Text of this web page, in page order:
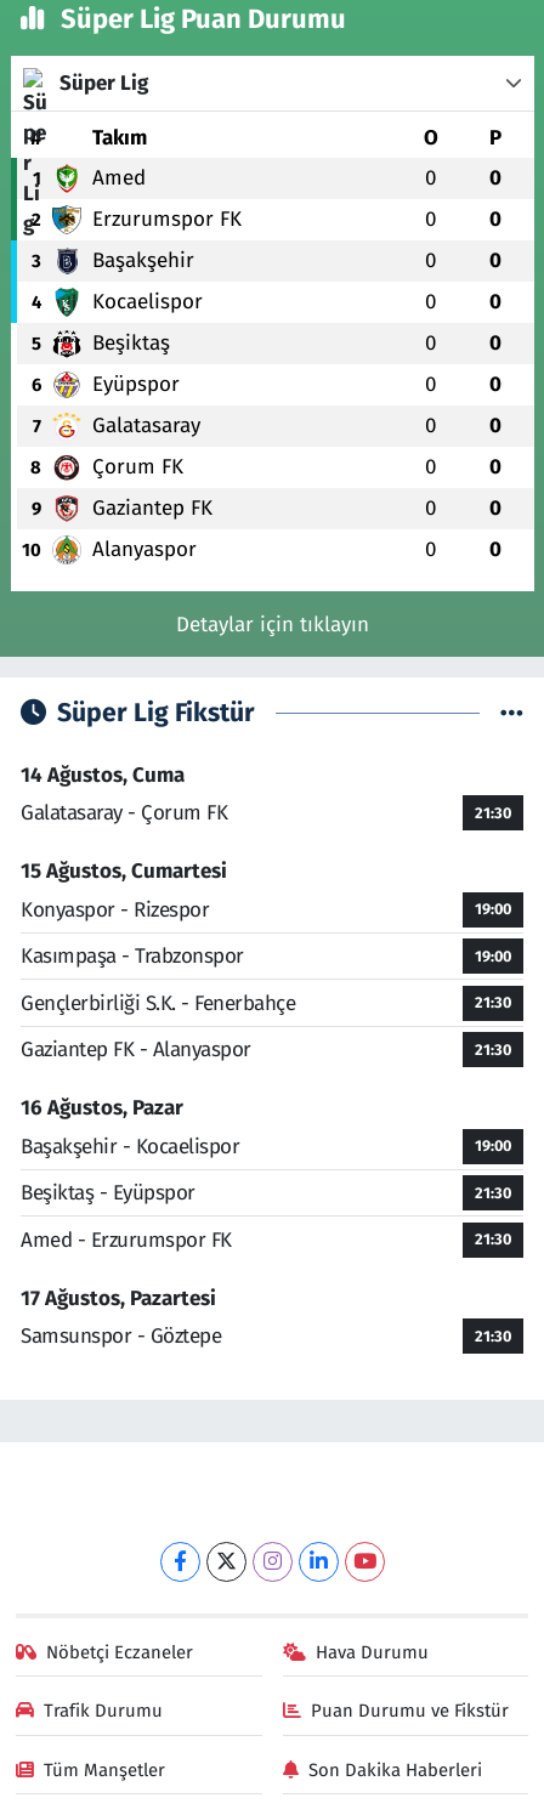
Süper Lig Puan Durumu
Süper Lig
# Takım O P
1 Amed 0 0
2 Erzurumspor FK 0 0
3 Başakşehir 0 0
4 Kocaelispor 0 0
5 Beşiktaş 0 0
6 Eyüpspor 0 0
7 Galatasaray 0 0
8 Çorum FK 0 0
9 Gaziantep FK 0 0
10 Alanyaspor 0 0
Detaylar için tıklayın
Süper Lig Fikstür
14 Ağustos, Cuma
Galatasaray - Çorum FK
21:30
15 Ağustos, Cumartesi
Konyaspor - Rizespor
19:00
Kasımpaşa - Trabzonspor 19:00
Gençlerbirliği S.K. - Fenerbahçe 21:30
Gaziantep FK - Alanyaspor 21:30
16 Ağustos, Pazar
Başakşehir - Kocaelispor
19:00
Beşiktaş - Eyüpspor 21:30
Amed - Erzurumspor FK 21:30
17 Ağustos, Pazartesi
Samsunspor - Göztepe
21:30
Nöbetçi Eczaneler Hava Durumu
Trafik Durumu Puan Durumu ve Fikstür
Tüm Manşetler Son Dakika Haberleri